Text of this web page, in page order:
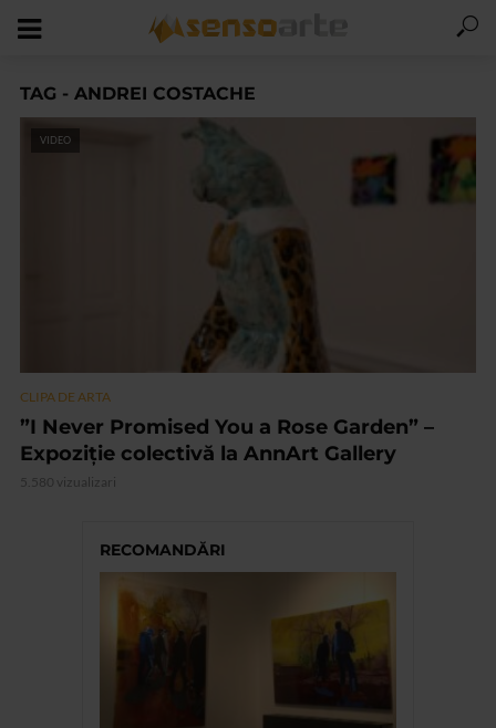
TAG - ANDREI COSTACHE
VIDEO
CLIPA DE ARTA
”I Never Promised You a Rose Garden” –
Expoziție colectivă la AnnArt Gallery
5.580 vizualizari
RECOMANDĂRI